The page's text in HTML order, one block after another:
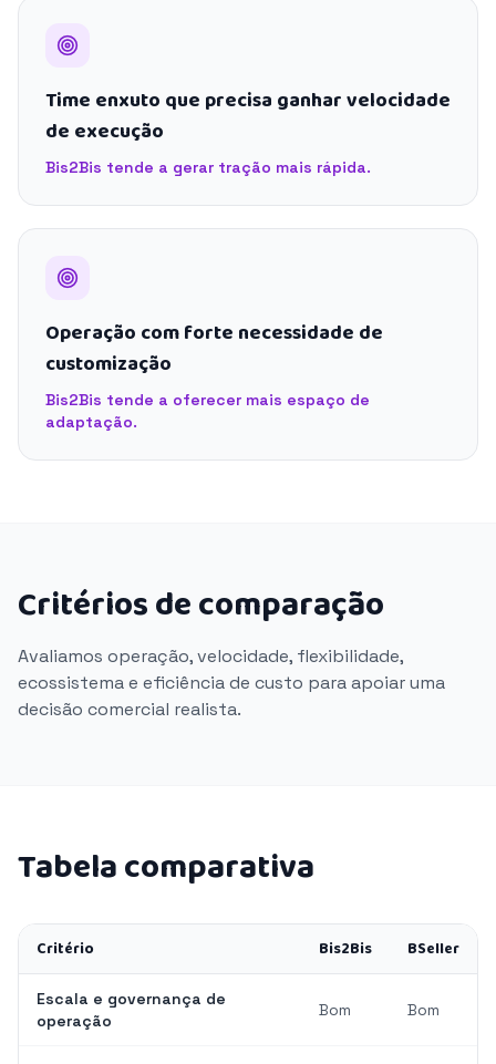
Time enxuto que precisa ganhar velocidade
de execução
Bis2Bis tende a gerar tração mais rápida.
Operação com forte necessidade de
customização
Bis2Bis tende a oferecer mais espaço de
adaptação.
Critérios de comparação
Avaliamos operação, velocidade, flexibilidade,
ecossistema e eficiência de custo para apoiar uma
decisão comercial realista.
Tabela comparativa
Critério Bis2Bis BSeller
Escala e governança de
operação
Bom Bom